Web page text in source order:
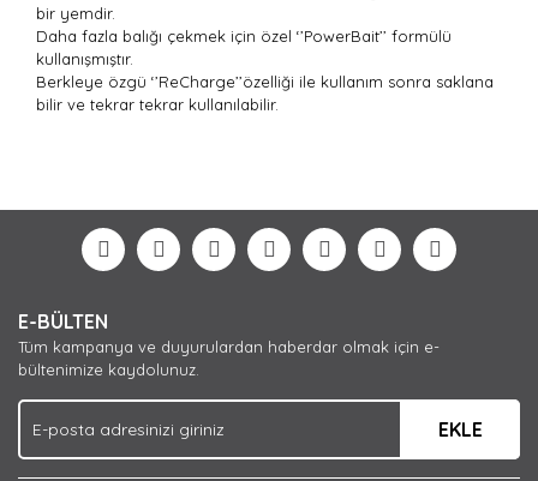
bir yemdir.
Daha fazla balığı çekmek için özel ‘’PowerBait’’ formülü
kullanışmıştır.
Berkleye özgü ‘’ReCharge’’özelliği ile kullanım sonra saklana
bilir ve tekrar tekrar kullanılabilir.
Yorum Yaz
formunu kullanarak tarafımıza iletebilirsiniz.
Görüş ve önerileriniz için teşekkür ederiz.
Ürün açıklamasında eksik bilgiler bulunuyor.
Ürün bilgilerinde hatalar bulunuyor.
Ürün fiyatı diğer sitelerden daha pahalı.
Bu ürüne benzer farklı alternatifler olmalı.
E-BÜLTEN
Tüm kampanya ve duyurulardan haberdar olmak için e-
bültenimize kaydolunuz.
EKLE